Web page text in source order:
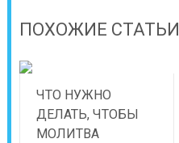
ПОХОЖИЕ СТАТЬИ
ЧТО НУЖНО
ДЕЛАТЬ, ЧТОБЫ
МОЛИТВА